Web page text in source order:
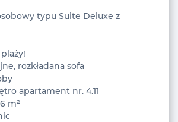
typu Suite Deluxe z
rozkładana sofa
apartament nr. 4.11
m²